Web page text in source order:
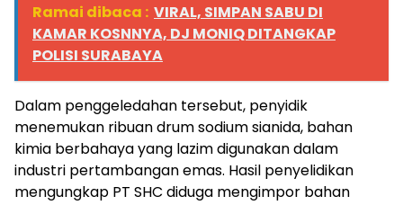
Ramai dibaca : VIRAL, SIMPAN SABU DI
KAMAR KOSNNYA, DJ MONIQ DITANGKAP
POLISI SURABAYA
Dalam penggeledahan tersebut, penyidik
menemukan ribuan drum sodium sianida, bahan
kimia berbahaya yang lazim digunakan dalam
industri pertambangan emas. Hasil penyelidikan
mengungkap PT SHC diduga mengimpor bahan